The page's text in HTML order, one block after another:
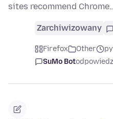
sites recommend
Zarchiwizowany
Firefox Other
SuMo Bot